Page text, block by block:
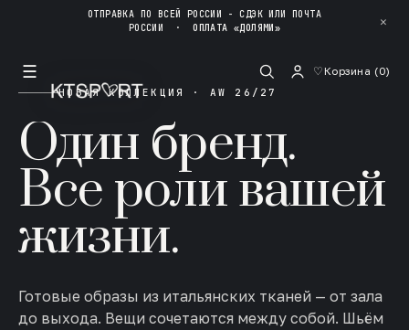
ОТПРАВКА ПО ВСЕЙ РОССИИ - СДЭК ИЛИ ПОЧТА
РОССИИ ·ОПЛАТА «ДОЛЯМИ» ✕
☰ ♡Корзина (0)
НОВАЯ КОЛЛЕКЦИЯ · AW 26/27
Один бренд.
Все роли вашей
жизни.
Готовые образы из итальянских тканей — от зала
до выхода. Вещи сочетаются между собой. Шьём